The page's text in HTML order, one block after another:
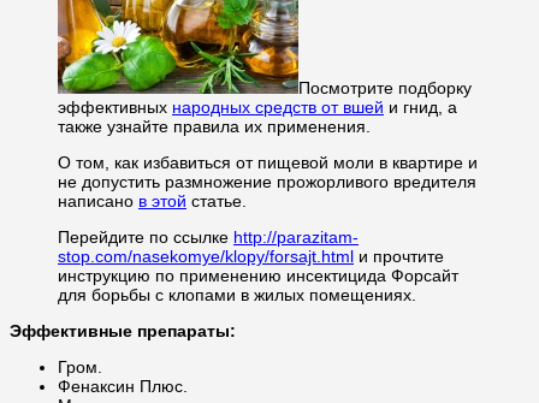
Посмотрите подборку
эффективных народных средств от вшей и гнид, а
также узнайте правила их применения.
О том, как избавиться от пищевой моли в квартире и
не допустить размножение прожорливого вредителя
написано в этой статье.
Перейдите по ссылке http://parazitam-
stop.com/nasekomye/klopy/forsajt.html и прочтите
инструкцию по применению инсектицида Форсайт
для борьбы с клопами в жилых помещениях.
Эффективные препараты:
Гром.
Фенаксин Плюс.